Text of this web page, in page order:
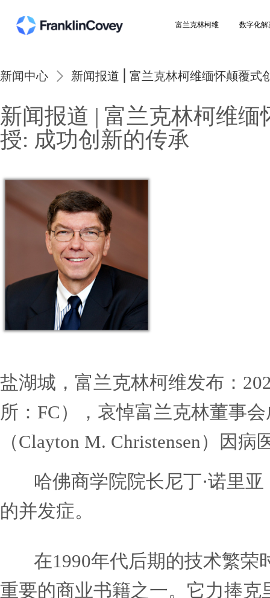
富兰克林柯维
新闻报道 | 富兰克林柯维缅
新闻报道 | 富兰克林柯
盐湖城，富兰克林柯维发布
所：FC），哀悼富兰克林
（Clayton M. Christensen
哈佛商学院院长尼丁·诺